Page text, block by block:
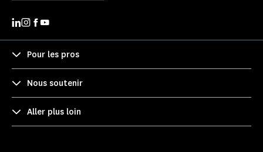
Pour les pros
Nous soutenir
Aller plus loin